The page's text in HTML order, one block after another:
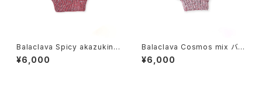
Balaclava Spicy akazukin-
chan バラクラバ スパイシーア
カズキンチャン
¥6,000
Balaclava Cosmos mix バラ
クラバ コスモス ミックス
¥6,000